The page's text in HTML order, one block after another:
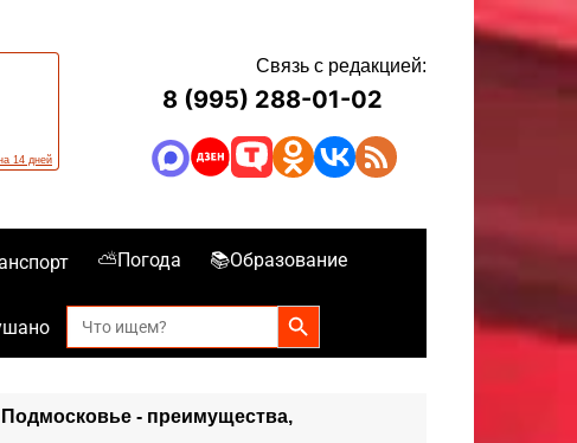
Связь с редакцией:
8 (995) 288-01-02
⛅Погода 📚Образование
Search
for:
Search Button
Подмосковье - преимущества,